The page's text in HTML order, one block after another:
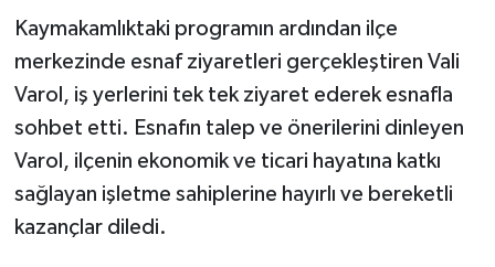
Kaymakamlıktaki programın ardından ilçe
merkezinde esnaf ziyaretleri gerçekleştiren Vali
Varol, iş yerlerini tek tek ziyaret ederek esnafla
sohbet etti. Esnafın talep ve önerilerini dinleyen
Varol, ilçenin ekonomik ve ticari hayatına katkı
sağlayan işletme sahiplerine hayırlı ve bereketli
kazançlar diledi.